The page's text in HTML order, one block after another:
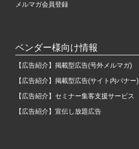
メルマガ会員登録
ベンダー様向け情報
【広告紹介】掲載型広告(号外メルマガ)
【広告紹介】掲載型広告(サイト内バナー)
【広告紹介】セミナー集客支援サービス
【広告紹介】宣伝し放題広告